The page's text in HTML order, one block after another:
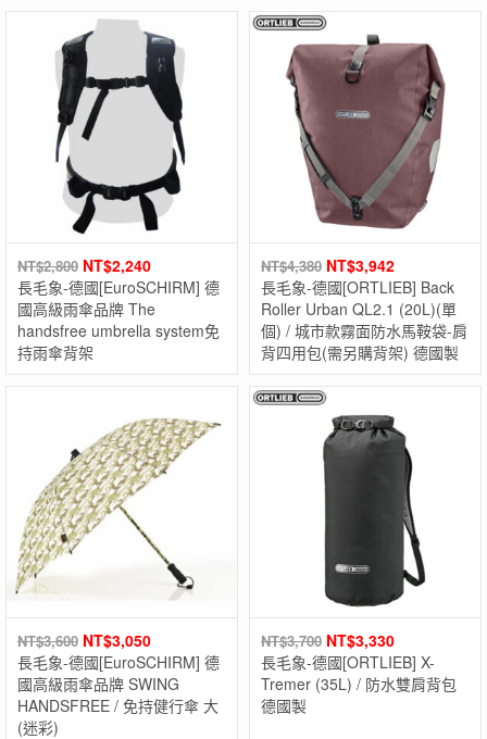
NT$2,800 NT$2,240
長毛象-德國[EuroSCHIRM] 德
國高級雨傘品牌 The
handsfree umbrella system免
持雨傘背架
NT$4,380 NT$3,942
長毛象-德國[ORTLIEB] Back
Roller Urban QL2.1 (20L)(單
個) / 城市款霧面防水馬鞍袋-肩
背四用包(需另購背架) 德國製
NT$3,600 NT$3,050
長毛象-德國[EuroSCHIRM] 德
國高級雨傘品牌 SWING
HANDSFREE / 免持健行傘 大
(迷彩)
NT$3,700 NT$3,330
長毛象-德國[ORTLIEB] X-
Tremer (35L) / 防水雙肩背包
德國製